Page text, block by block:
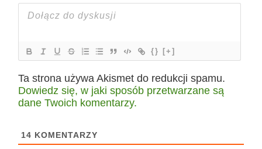
{} [+]
Ta strona używa Akismet do redukcji spamu.
Dowiedz się, w jaki sposób przetwarzane są
dane Twoich komentarzy.
14 KOMENTARZY